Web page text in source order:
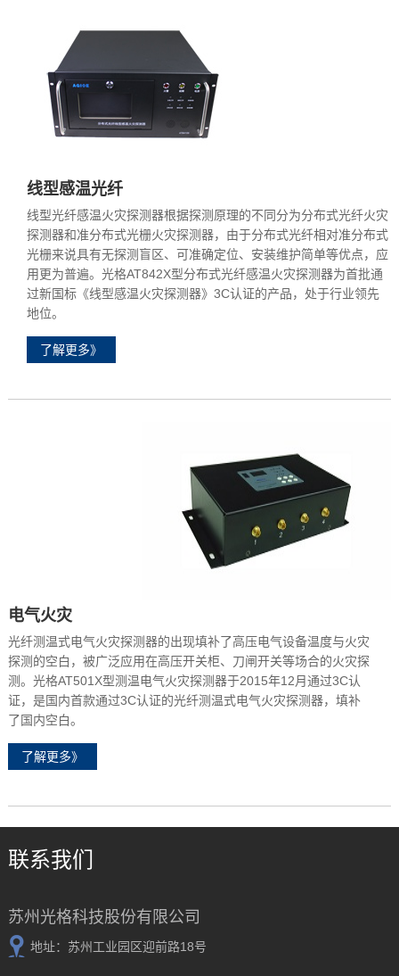
线型感温光纤
线型光纤感温火灾探测器根据探测原理的不同分为分布式光纤火灾
探测器和准分布式光栅火灾探测器，由于分布式光纤相对准分布式
光栅来说具有无探测盲区、可准确定位、安装维护简单等优点，应
用更为普遍。光格AT842X型分布式光纤感温火灾探测器为首批通
过新国标《线型感温火灾探测器》3C认证的产品，处于行业领先
地位。
了解更多》
电气火灾
光纤测温式电气火灾探测器的出现填补了高压电气设备温度与火灾
探测的空白，被广泛应用在高压开关柜、刀闸开关等场合的火灾探
测。光格AT501X型测温电气火灾探测器于2015年12月通过3C认
证，是国内首款通过3C认证的光纤测温式电气火灾探测器，填补
了国内空白。
了解更多》
联系我们
苏州光格科技股份有限公司
地址：苏州工业园区迎前路18号